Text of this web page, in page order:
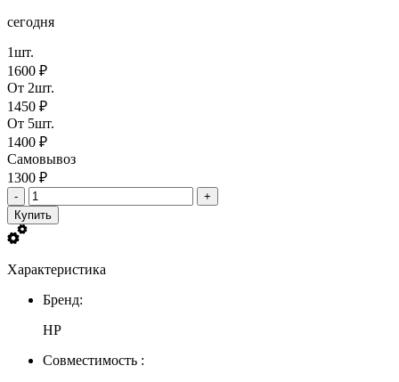
сегодня
1шт.
1600 ₽
От 2шт.
1450 ₽
От 5шт.
1400 ₽
Самовывоз
1300 ₽
-
+
Купить
Характеристика
Бренд:
HP
Совместимость :